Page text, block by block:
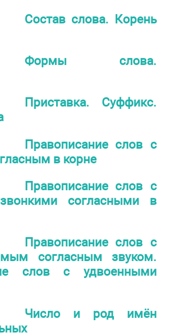
Состав слова. Корень
Формы слова.
Приставка. Суффикс.
Правописание слов с
в корне
Правописание слов с
согласными в
Правописание слов с
согласным звуком.
слов с удвоенными
Число и род имён